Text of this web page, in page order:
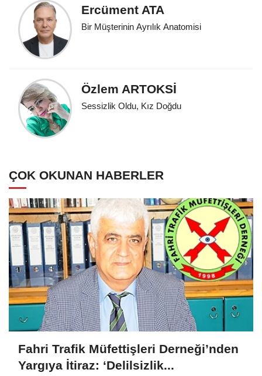
Ercüment ATA
Bir Müşterinin Ayrılık Anatomisi
Özlem ARTOKSİ
Sessizlik Oldu, Kız Doğdu
ÇOK OKUNAN HABERLER
Fahri Trafik Müfettişleri Derneği’nden
Yargıya İtiraz: ‘Delilsizlik...